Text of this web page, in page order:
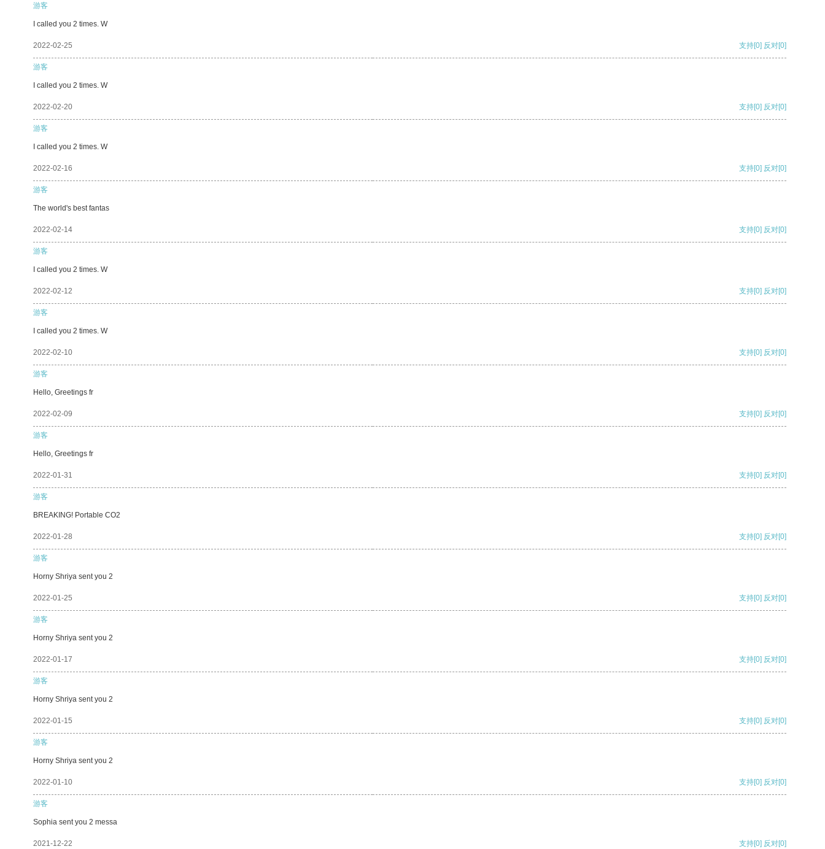
游客
I called you 2 times. W
2022-02-25 支持[0] 反对[0]
游客
I called you 2 times. W
2022-02-20 支持[0] 反对[0]
游客
I called you 2 times. W
2022-02-16 支持[0] 反对[0]
游客
The world's best fantas
2022-02-14 支持[0] 反对[0]
游客
I called you 2 times. W
2022-02-12 支持[0] 反对[0]
游客
I called you 2 times. W
2022-02-10 支持[0] 反对[0]
游客
Hello, Greetings fr
2022-02-09 支持[0] 反对[0]
游客
Hello, Greetings fr
2022-01-31 支持[0] 反对[0]
游客
BREAKING! Portable CO2
2022-01-28 支持[0] 反对[0]
游客
Horny Shriya sent you 2
2022-01-25 支持[0] 反对[0]
游客
Horny Shriya sent you 2
2022-01-17 支持[0] 反对[0]
游客
Horny Shriya sent you 2
2022-01-15 支持[0] 反对[0]
游客
Horny Shriya sent you 2
2022-01-10 支持[0] 反对[0]
游客
Sophia sent you 2 messa
2021-12-22 支持[0] 反对[0]